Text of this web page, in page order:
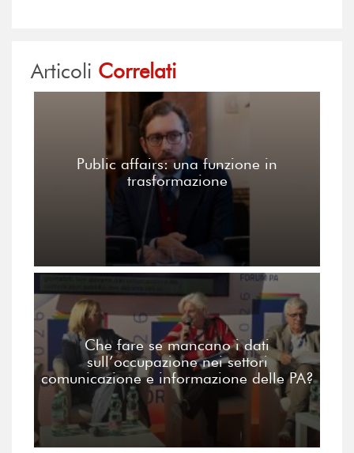
Articoli Correlati
Public affairs: una funzione in
trasformazione
Che fare se mancano i dati
sull’occupazione nei settori
comunicazione e informazione delle PA?